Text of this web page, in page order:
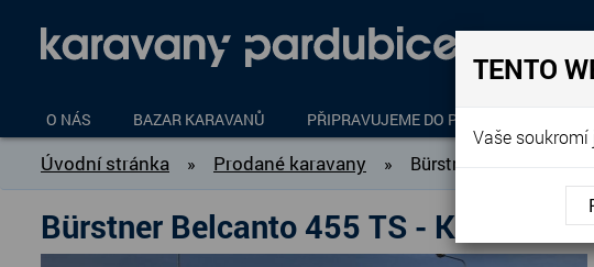
O NÁS BAZAR KARAVANŮ PŘIPRAVUJEME DO PRODEJE
Úvodní stránka » Prodané karavany » Bürstner Belcanto 455
Bürstner Belcanto 455 TS -
TENTO
Vaše